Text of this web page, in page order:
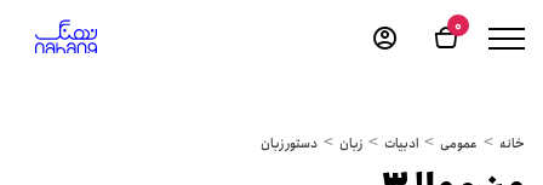
0
خانه عمومی ادبیات زبان دستور زبان